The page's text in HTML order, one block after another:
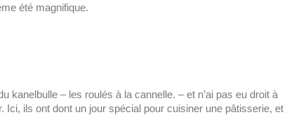
été magnifique.
kanelbulle – les roulés à la cannelle. – et n’ai pas eu droit à
ils ont dont un jour spécial pour cuisiner une pâtisserie, et